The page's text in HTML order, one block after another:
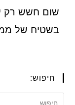
שום חשש רק
בשטיח של
חיפוש: